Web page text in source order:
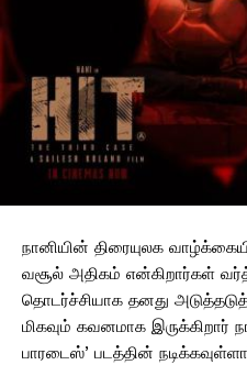
நானியின் திரையுலக
வசூல் அதிகம் என்கிறார்கள்
தொடர்ச்சியாக தனது
மிகவும் கவனமாக இருக்கிறார்
பாரடைஸ்’ படத்தின்